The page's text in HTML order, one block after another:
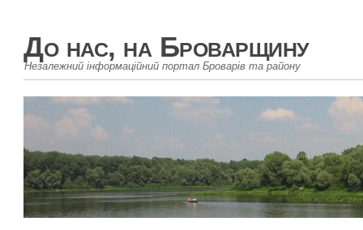
До нас, на Броварщину
Незалежний інформаційний портал Броварів та району